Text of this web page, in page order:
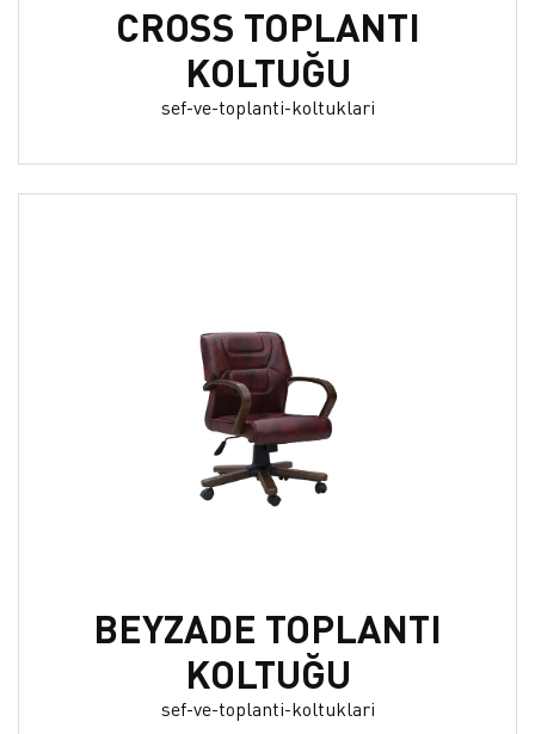
CROSS TOPLANTI
KOLTUĞU
sef-ve-toplanti-koltuklari
BEYZADE TOPLANTI
KOLTUĞU
sef-ve-toplanti-koltuklari